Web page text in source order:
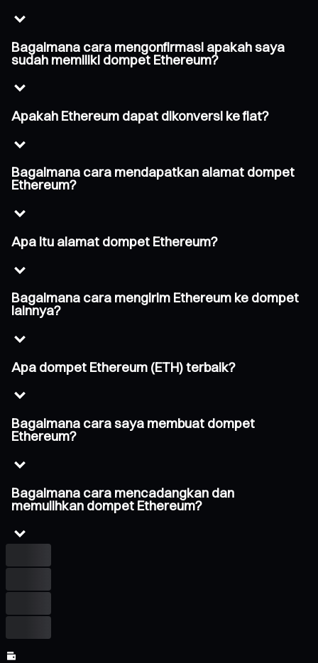
Bagaimana cara mengonfirmasi apakah saya
sudah memiliki dompet Ethereum?
Apakah Ethereum dapat dikonversi ke fiat?
Bagaimana cara mendapatkan alamat dompet
Ethereum?
Apa itu alamat dompet Ethereum?
Bagaimana cara mengirim Ethereum ke dompet
lainnya?
Apa dompet Ethereum (ETH) terbaik?
Bagaimana cara saya membuat dompet
Ethereum?
Bagaimana cara mencadangkan dan
memulihkan dompet Ethereum?